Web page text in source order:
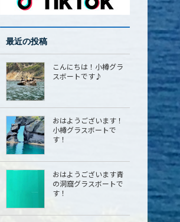
最近の投稿
こんにちは！小樽グラ
スボートです♪
おはようございます！
小樽グラスボートで
す！
おはようございます青
の洞窟グラスボートで
す！